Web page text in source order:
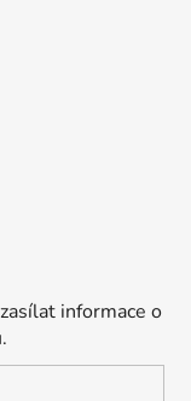
informace o